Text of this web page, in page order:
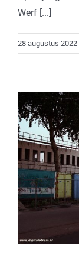
Werf [...]
28 augustus 2022